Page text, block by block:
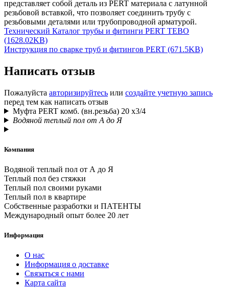
представляет собой деталь из PERT материала с латунной
резьбовой вставкой, что позволяет соединить трубу с
резьбовыми деталями или трубопроводной арматурой.
Технический Каталог трубы и фитинги PERT TEBO
(1628.02KB)
Инструкция по сварке труб и фитингов PERT (671.5KB)
Написать отзыв
Пожалуйста авторизируйтесь или создайте учетную запись
перед тем как написать отзыв
Муфта PERT комб. (вн.резьба) 20 x3/4
Водяной теплый пол от А до Я
Компания
Водяной теплый пол от А до Я
Теплый пол без стяжки
Теплый пол своими руками
Теплый пол в квартире
Собственные разработки и ПАТЕНТЫ
Международный опыт более 20 лет
Информация
О нас
Информация о доставке
Связаться с нами
Карта сайта